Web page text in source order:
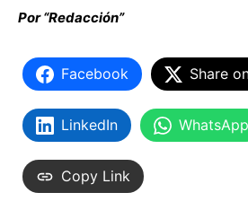
Por “Redacción”
Facebook Share
LinkedIn WhatsApp
Copy Link